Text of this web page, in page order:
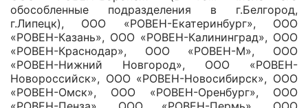
обособленные подразделения в г.Белгород,
г.Липецк), ООО «РОВЕН-Екатеринбург», ООО
«РОВЕН-Казань», ООО «РОВЕН-Калининград», ООО
«РОВЕН-Краснодар», ООО «РОВЕН-М», ООО
«РОВЕН-Нижний Новгород», ООО «РОВЕН-
Новороссийск», ООО «РОВЕН-Новосибирск», ООО
«РОВЕН-Омск», ООО «РОВЕН-Оренбург», ООО